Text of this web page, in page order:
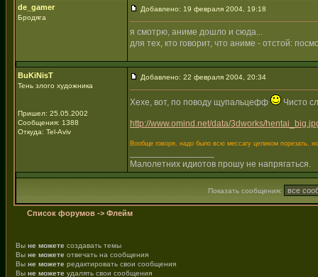
de_gamer
Бродяга
Добавлено: 19 февраля 2004, 19:18
я смотрю, аниме дошло и сюда...
для тех, кто говорит, что аниме - отстой:
BuKiNisT
Тень злого художника
Пришел: 25.05.2002
Сообщения: 1388
Откуда: Tel-Aviv
Добавлено: 22 февраля 2004, 20:34
Хехе, вот, по поводу щупальцефф Чисто
http://www.omind.net/data/3dworks/
Вообще говоря, надо было всю мессагу целиком порезать,
Малолетних идиотов прошу не напрягаться.
Показать сообщения:
Список форумов -> Флейм
Вы не можете создавать темы
Вы не можете отвечать на сообщения
Вы не можете редактировать свои сообщения
Вы не можете удалять свои сообщения